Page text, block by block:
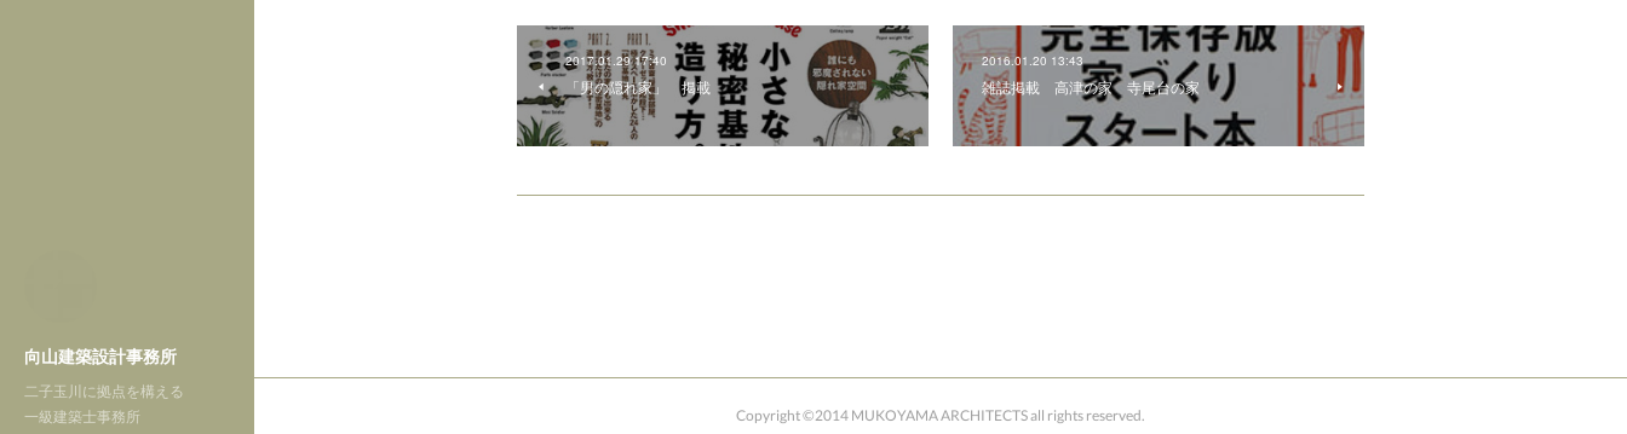
向山建築設計事務所
二子玉川に拠点を構える
一級建築士事務所
2017.01.29 17:40
「男の隠れ家」 掲載
2016.01.20 13:43
雑誌掲載 高津の家 寺尾台の家
Copyright ©2014 MUKOYAMA ARCHITECTS all rights reserved.